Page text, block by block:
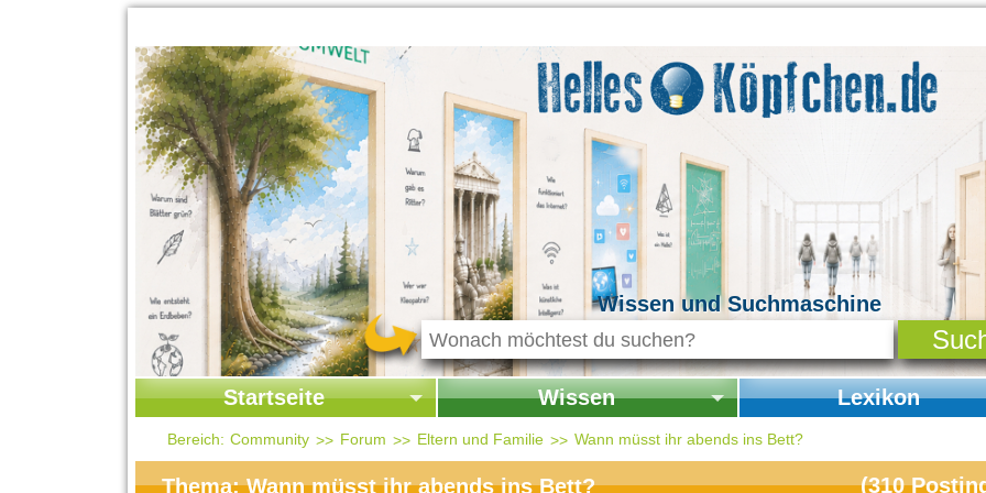
Wissen und Suchmaschine
Startseite
Startseite
Kontakt
Wissen
Startseite Wissen
Geschichte & Kultur
Lexikon
Startseite Lexikon
Bereich: Community Forum Eltern und Familie Wann müsst ihr abends ins Bett?
Thema: Wann müsst ihr abends ins Bett? (310